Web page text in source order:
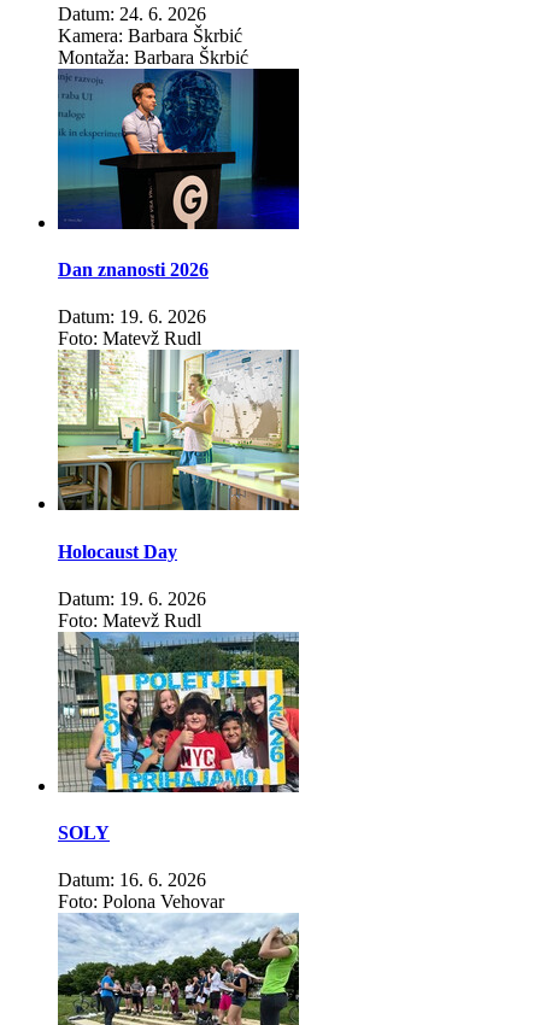
Datum: 24. 6. 2026
Kamera: Barbara Škrbić
Montaža: Barbara Škrbić
Dan znanosti 2026
Datum: 19. 6. 2026
Foto: Matevž Rudl
Holocaust Day
Datum: 19. 6. 2026
Foto: Matevž Rudl
SOLY
Datum: 16. 6. 2026
Foto: Polona Vehovar